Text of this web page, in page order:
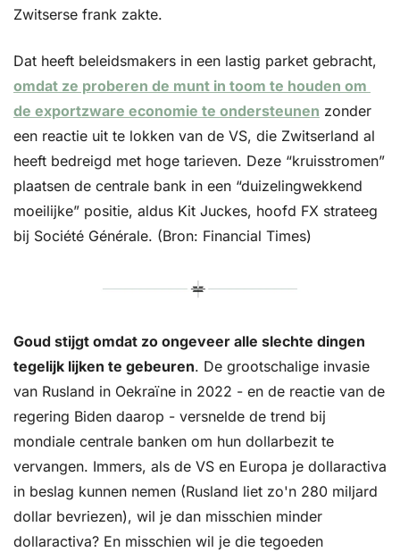
Zwitserse frank zakte.
omdat ze proberen de munt in toom te houden om
de exportzware economie te ondersteunen zonder
een reactie uit te lokken van de VS, die Zwitserland al
heeft bedreigd met hoge tarieven. Deze “kruisstromen”
plaatsen de centrale bank in een “duizelingwekkend
moeilijke” positie, aldus Kit Juckes, hoofd FX strateeg
bij Société Générale. (Bron: Financial Times)
Goud stijgt omdat zo ongeveer alle slechte dingen
tegelijk lijken te gebeuren. De grootschalige invasie
van Rusland in Oekraïne in 2022 - en de reactie van de
regering Biden daarop - versnelde de trend bij
mondiale centrale banken om hun dollarbezit te
vervangen. Immers, als de VS en Europa je dollaractiva
in beslag kunnen nemen (Rusland liet zo'n 280 miljard
dollar bevriezen), wil je dan misschien minder
dollaractiva? En misschien wil je die tegoeden